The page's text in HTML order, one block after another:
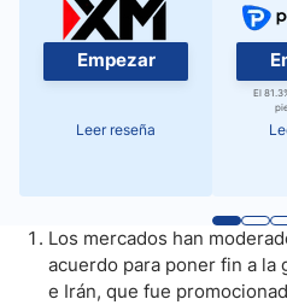
Empezar
Leer reseña
El
Los mercados han
acuerdo para poner fin a la
e Irán, que fue